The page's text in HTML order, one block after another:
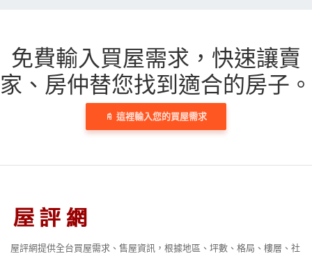
免費輸入買屋需求， 快速讓賣
家、房仲替您找到適合的房子。
這裡輸入您的買屋需求
屋評網提供全台買屋需求、售屋資訊，根據地區、坪數、格局、樓層、社